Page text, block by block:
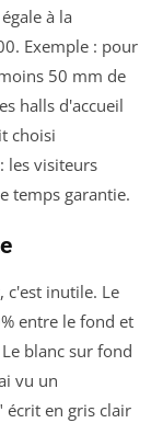
à la
Exemple : pour
50 mm de
halls d'accueil
choisi
les visiteurs
temps garantie.
c'est inutile. Le
entre le fond et
blanc sur fond
vu un
écrit en gris clair